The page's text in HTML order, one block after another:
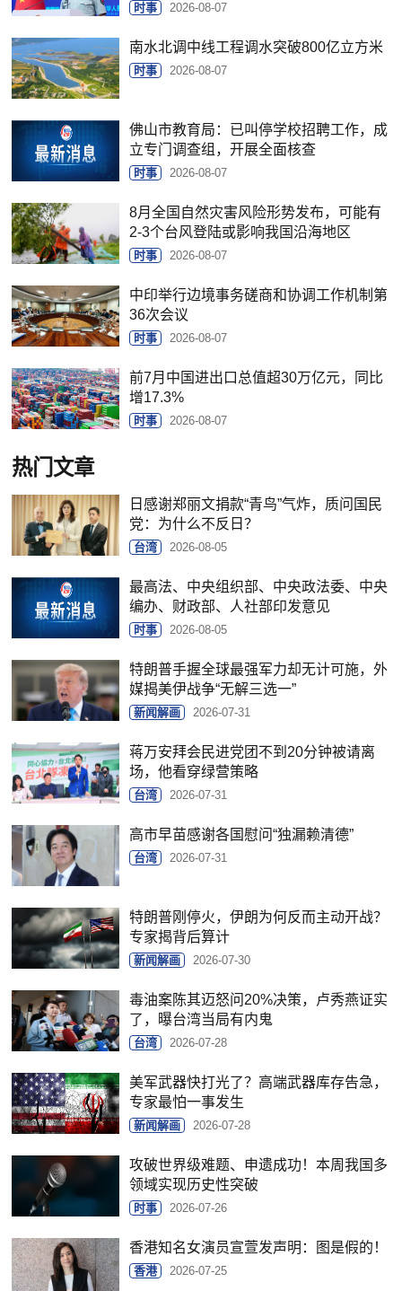
时事 2026-08-07
南水北调中线工程调水突破800亿立方米
时事 2026-08-07
佛山市教育局：已叫停学校招聘工作，成
立专门调查组，开展全面核查
时事 2026-08-07
8月全国自然灾害风险形势发布，可能有
2-3个台风登陆或影响我国沿海地区
时事 2026-08-07
中印举行边境事务磋商和协调工作机制第
36次会议
时事 2026-08-07
前7月中国进出口总值超30万亿元，同比
增17.3%
时事 2026-08-07
热门文章
日感谢郑丽文捐款“青鸟”气炸，质问国民
党：为什么不反日？
台湾 2026-08-05
最高法、中央组织部、中央政法委、中央
编办、财政部、人社部印发意见
时事 2026-08-05
特朗普手握全球最强军力却无计可施，外
媒揭美伊战争“无解三选一”
新闻解画 2026-07-31
蒋万安拜会民进党团不到20分钟被请离
场，他看穿绿营策略
台湾 2026-07-31
高市早苗感谢各国慰问“独漏赖清德”
台湾 2026-07-31
特朗普刚停火，伊朗为何反而主动开战？
专家揭背后算计
新闻解画 2026-07-30
毒油案陈其迈怒问20%决策，卢秀燕证实
了，曝台湾当局有内鬼
台湾 2026-07-28
美军武器快打光了？高端武器库存告急，
专家最怕一事发生
新闻解画 2026-07-28
攻破世界级难题、申遗成功！本周我国多
领域实现历史性突破
时事 2026-07-26
香港知名女演员宣萱发声明：图是假的！
香港 2026-07-25